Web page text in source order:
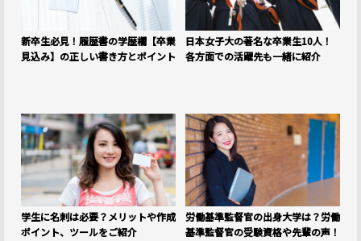
新卒生必見！履歴書の学歴欄【卒業
見込み】の正しい書き方とポイント
日本女子大の著名な卒業生10人！
各方面での活躍先も一緒に紹介
学生に名刺は必要？メリットや作成
ポイント、ツールをご紹介
労働基準監督官の出身大学は？労働
基準監督官の受験資格や先輩の声！